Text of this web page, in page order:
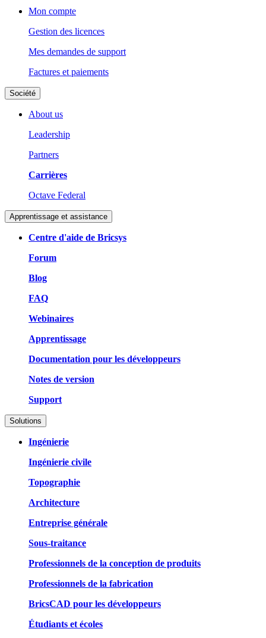
Mon compte
Gestion des licences
Mes demandes de support
Factures et paiements
Société
About us
Leadership
Partners
Carrières
Octave Federal
Apprentissage et assistance
Centre d'aide de Bricsys
Forum
Blog
FAQ
Webinaires
Apprentissage
Documentation pour les développeurs
Notes de version
Support
Solutions
Ingénierie
Ingénierie civile
Topographie
Architecture
Entreprise générale
Sous-traitance
Professionnels de la conception de produits
Professionnels de la fabrication
BricsCAD pour les développeurs
Étudiants et écoles